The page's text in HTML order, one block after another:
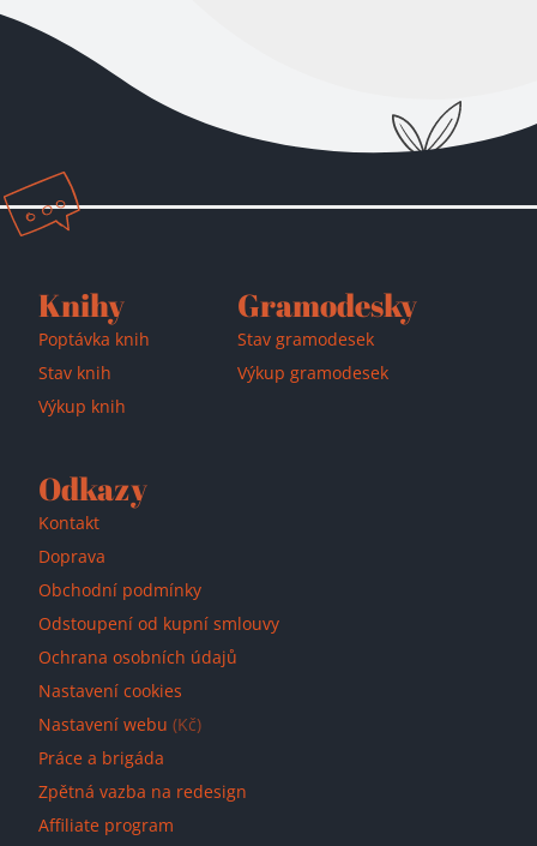
Přidáno do košíku!
Knihy
Poptávka knih
Stav knih
Výkup knih
Gramodesky
Stav gramodesek
Výkup gramodesek
Odkazy
Kontakt
Doprava
Obchodní podmínky
Odstoupení od kupní smlouvy
Ochrana osobních údajů
Nastavení cookies
Nastavení webu (Kč)
Práce a brigáda
Zpětná vazba na redesign
Affiliate program